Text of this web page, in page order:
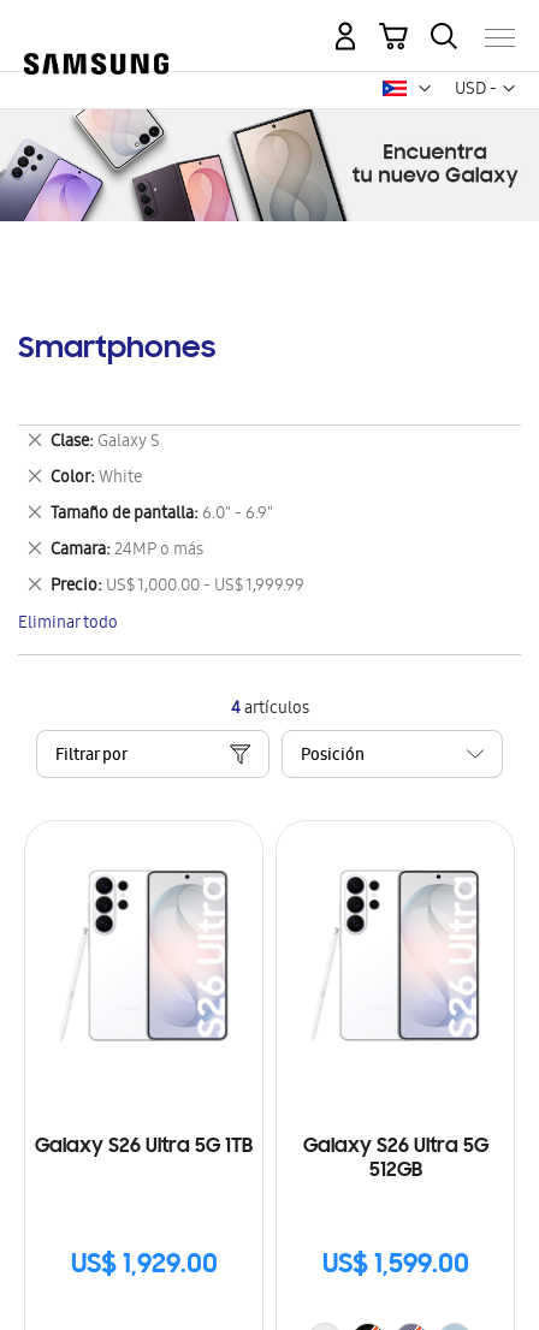
USD -
dólar
Mi carrito
Smartphones
4artículos
Filtrar por
Galaxy S26 Ultra 5G 1TB
US$ 1,929.00
Galaxy S26 Ultra 5G
512GB
US$ 1,599.00
Clase Galaxy S
Eliminar
este
artículo
Color White
Eliminar
este
artículo
Tamaño de pantalla 6.0" - 6.9"
Eliminar
este
artículo
Camara 24MP o más
Eliminar
este
artículo
Precio US$ 1,000.00 - US$ 1,999.99
Eliminar
este
artículo
Eliminar todo